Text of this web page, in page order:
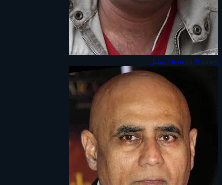
Hemant Pandey ممثل